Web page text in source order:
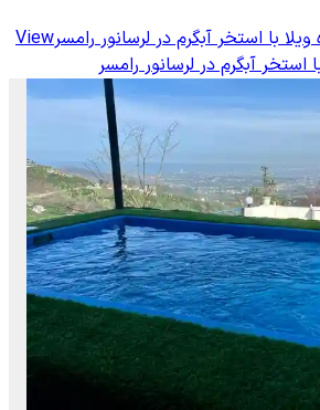
ویلا با استخر آبگرم در لرسانور رامسرView
استخر آبگرم در لرسانور رامسر